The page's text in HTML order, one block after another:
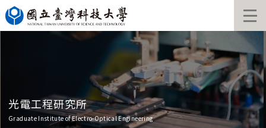
跳
到
主
光電工程研究所
Graduate Institute of Electro-Optical Engineering